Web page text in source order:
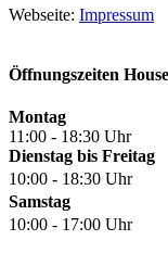
Webseite: Impressum
Öffnungszeiten
Montag
11:00 - 18:30 Uhr
Dienstag bis Freitag
10:00 - 18:30 Uhr
Samstag
10:00 - 17:00 Uhr